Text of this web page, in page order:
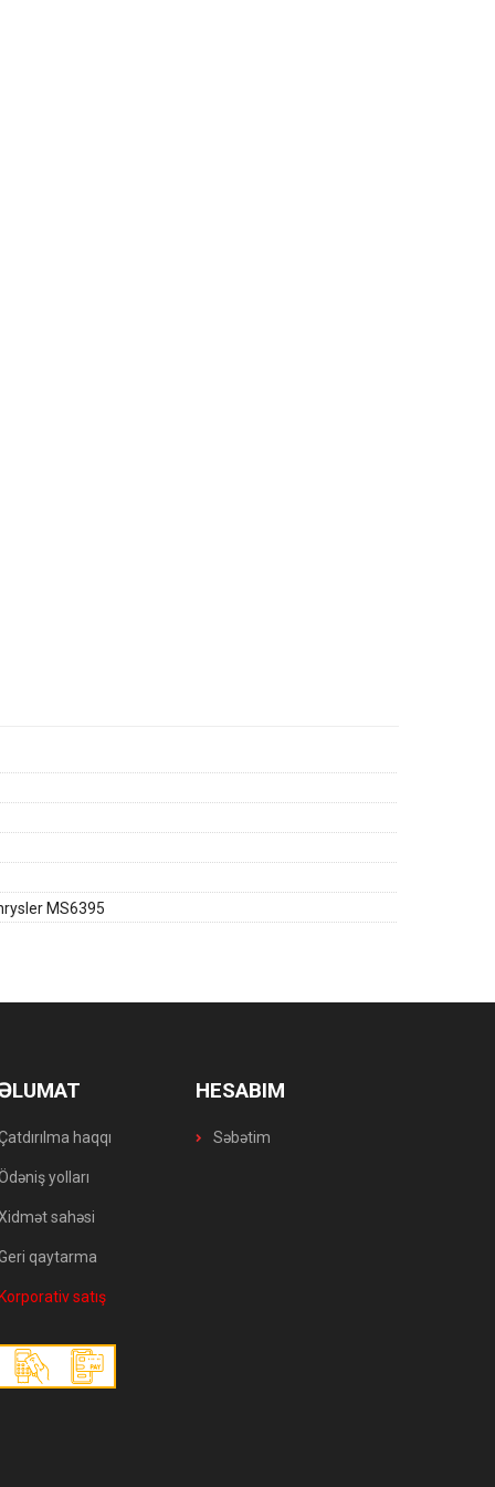
MS6395
haqqı
yolları
sahəsi
qaytarma
Korporativ satış
HESABIM
Səbətim